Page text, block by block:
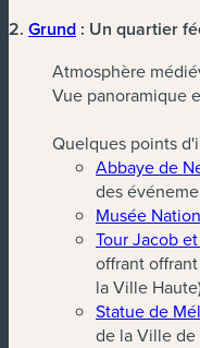
2. Grund : Un quartier
Atmosphère
Vue panoramique
Quelques points
Abbaye de
des
Musée
Tour Jacob
offrant
la Ville
Statue de
de la Ville